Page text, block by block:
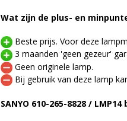
Wat zijn de plus- en
Beste prijs. Voor deze
3 maanden 'geen gezeur'
Geen originele lamp.
Bij gebruik van deze lamp
SANYO 610-265-8828 /